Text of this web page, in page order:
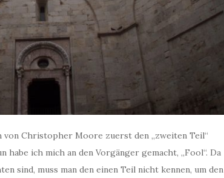
Christopher Moore zuerst den „zweiten Teil“
habe ich mich an den Vorgänger gemacht, „Fool“. Da
sind, muss man den einen Teil nicht kennen, um den